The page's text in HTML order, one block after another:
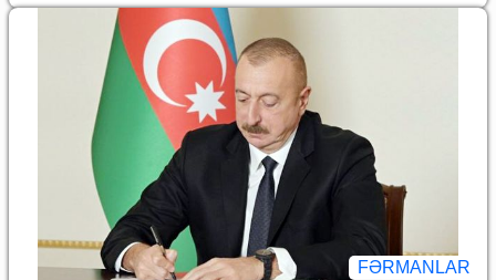
2026-cı il 14 iyul tarixli 466-VIIQD nömrəli Qanununun
tətbiqi və bununla əlaqədar Azərbaycan Respublikası
Prezidentinin bəzi fərmanlarında dəyişiklik edilməsi
FƏRMANLAR